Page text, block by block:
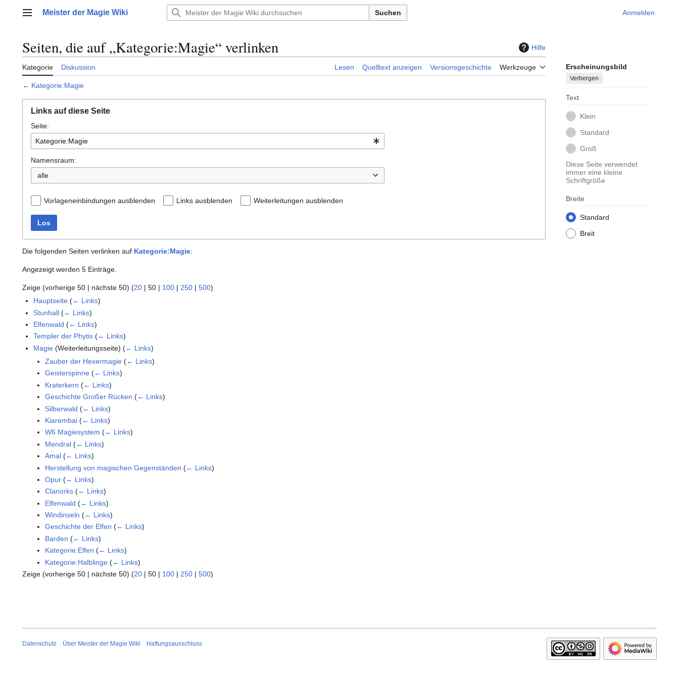
Hauptmenü
Meister der Magie Wiki Suchen Anmelden
Seiten, die auf „Kategorie:Magie“ verlinken Hilfe
Kategorie Diskussion Lesen Quelltext anzeigen Versionsgeschichte Werkzeuge Erscheinungsbild
Verbergen
Text
Klein
Standard
Groß
Diese Seite verwendet
immer eine kleine
Schriftgröße
Breite
Standard
Breit
← Kategorie:Magie
Links auf diese Seite
Seite:
Namensraum:
alle
Vorlageneinbindungen ausblenden Links ausblenden Weiterleitungen ausblenden
Los
Die folgenden Seiten verlinken auf Kategorie:Magie:
Angezeigt werden 5 Einträge.
Zeige (vorherige 50 | nächste 50) (20 | 50 | 100 | 250 | 500)
Hauptseite (← Links)
Stunhall (← Links)
Elfenwald (← Links)
Templer der Phytis (← Links)
Magie (Weiterleitungsseite)(← Links)
Zauber der Hexermagie (← Links)
Geisterspinne (← Links)
Kraterkern (← Links)
Geschichte Großer Rücken (← Links)
Silberwald (← Links)
Kiarembai (← Links)
W6 Magiesystem (← Links)
Mendral (← Links)
Amal (← Links)
Herstellung von magischen Gegenständen (← Links)
Opur (← Links)
Clanorks (← Links)
Elfenwald (← Links)
Windinseln (← Links)
Geschichte der Elfen (← Links)
Barden (← Links)
Kategorie:Elfen (← Links)
Kategorie:Halblinge (← Links)
Zeige (vorherige 50 | nächste 50) (20 | 50 | 100 | 250 | 500)
Datenschutz Über Meister der Magie Wiki Haftungsausschluss